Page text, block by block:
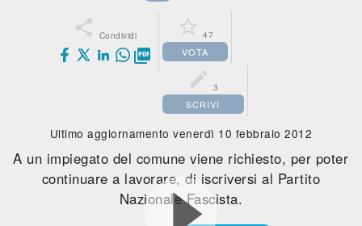
 Condividi

 47
VOTA
 3
SCRIVI
Ultimo aggiornamento venerdì 10 febbraio 2012
A un impiegato del comune viene richiesto, per poter
continuare a lavorare, di iscriversi al Partito
Nazionale Fascista.